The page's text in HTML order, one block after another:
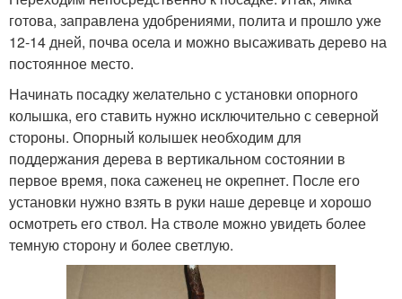
готова, заправлена удобрениями, полита и прошло уже
12-14 дней, почва осела и можно высаживать дерево на
постоянное место.
Начинать посадку желательно с установки опорного
колышка, его ставить нужно исключительно с северной
стороны. Опорный колышек необходим для
поддержания дерева в вертикальном состоянии в
первое время, пока саженец не окрепнет. После его
установки нужно взять в руки наше деревце и хорошо
осмотреть его ствол. На стволе можно увидеть более
темную сторону и более светлую.